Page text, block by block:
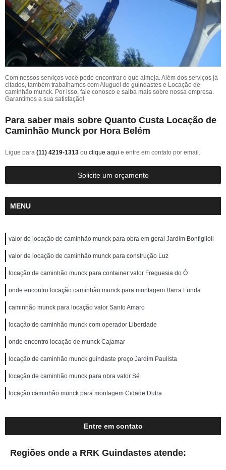
Com nossos serviços você pode encontrar o que almeja. Além dos serviços já
citados, também trabalhamos com Aluguel de guindastes e Locação de
caminhão munck. Por isso, fale conosco e saiba mais sobre nossa empresa.
Garantimos a sua satisfação!
Para saber mais sobre Quanto Custa Locação de
Caminhão Munck por Hora Belém
Ligue para (11) 4219-1313 ou clique aqui e entre em contato por email.
Solicite um orçamento
MENU
valor de locação de caminhão munck para obra em geral Jardim Bonfiglioli
valor de locação de caminhão munck para construção Luz
locação de caminhão munck para container valor Freguesia do Ó
onde encontro locação caminhão munck para montagem Barra Funda
caminhão munck para locação valor Santo Amaro
locação de caminhão munck com operador Liberdade
onde encontro locação de munck Cajamar
locação de caminhão munck guindaste preço Jardim Paulista
locação de caminhão munck para obra valor Sé
locação caminhão munck para montagem Cidade Dutra
Entre em contato
Regiões onde a RRK Guindastes atende: